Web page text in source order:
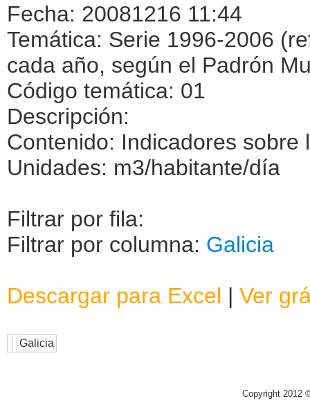
Fecha: 20081216 11:44
Temática: Serie 1996-2006
cada año, según el Padrón
Código temática: 01
Descripción:
Contenido: Indicadores sobre
Unidades: m3/habitante/día
Filtrar por fila:
Filtrar por columna: Galicia
Descargar para Excel | Ver
Galicia
Copyright 2012